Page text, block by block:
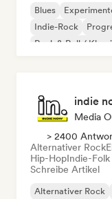
Blues
Indie-Rock
Rock & Roll /
indie
Media
> 2400
Alternativer Rock
Hip-HopIndie-Folk
Schreibe Artikel
Alternativer Rock